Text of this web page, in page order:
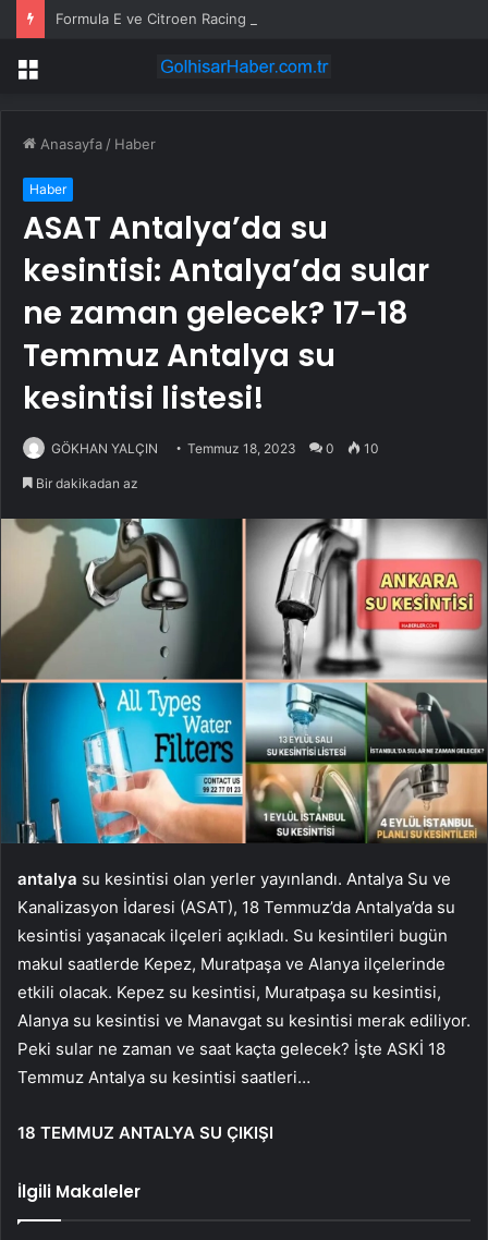
Menü
Anasayfa / Haber
Haber
ASAT Antalya’da su
kesintisi: Antalya’da sular
ne zaman gelecek? 17-18
Temmuz Antalya su
kesintisi listesi!
GÖKHAN YALÇIN Temmuz 18, 2023 0 10
Bir dakikadan az
antalya su kesintisi olan yerler yayınlandı. Antalya Su ve
Kanalizasyon İdaresi (ASAT), 18 Temmuz’da Antalya’da su
kesintisi yaşanacak ilçeleri açıkladı. Su kesintileri bugün
makul saatlerde Kepez, Muratpaşa ve Alanya ilçelerinde
etkili olacak. Kepez su kesintisi, Muratpaşa su kesintisi,
Alanya su kesintisi ve Manavgat su kesintisi merak ediliyor.
Peki sular ne zaman ve saat kaçta gelecek? İşte ASKİ 18
Temmuz Antalya su kesintisi saatleri…
18 TEMMUZ ANTALYA SU ÇIKIŞI
İlgili Makaleler